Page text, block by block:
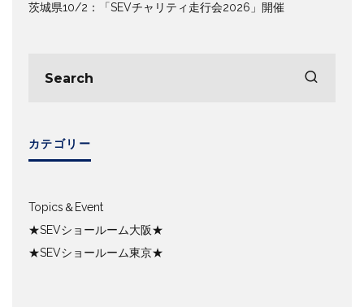
茨城県10/2：「SEVチャリティ走行会2026」開催
カテゴリー
Topics＆Event
★SEVショールーム大阪★
★SEVショールーム東京★